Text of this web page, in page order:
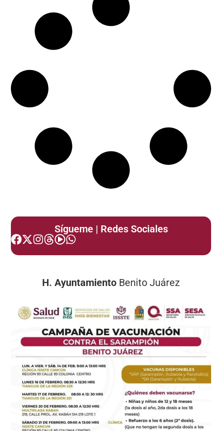
Sígueme | Redes Sociales
H. Ayuntamiento Benito Juárez